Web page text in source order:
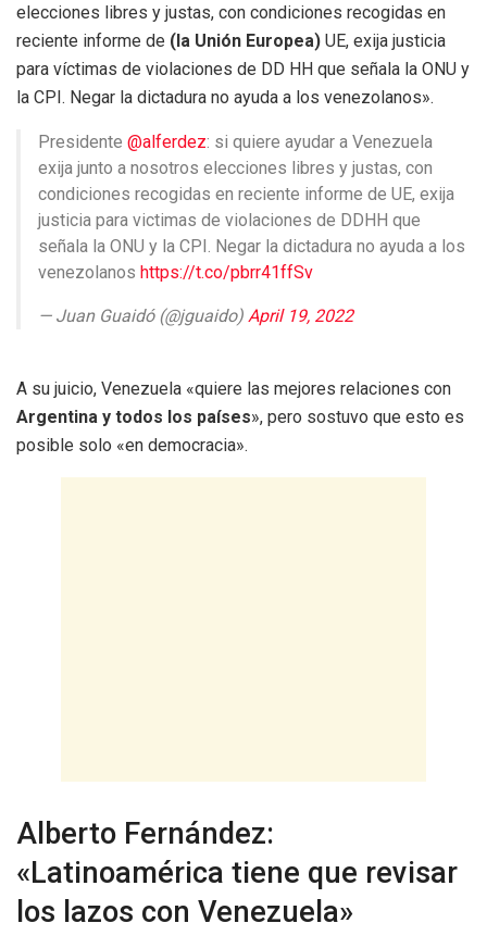
elecciones libres y justas, con condiciones recogidas en
reciente informe de (la Unión Europea) UE, exija justicia
para víctimas de violaciones de DD HH que señala la ONU y
la CPI. Negar la dictadura no ayuda a los venezolanos».
Presidente @alferdez: si quiere ayudar a Venezuela
exija junto a nosotros elecciones libres y justas, con
condiciones recogidas en reciente informe de UE, exija
justicia para victimas de violaciones de DDHH que
señala la ONU y la CPI. Negar la dictadura no ayuda a los
venezolanos https://t.co/pbrr41ffSv
— Juan Guaidó (@jguaido) April 19, 2022
A su juicio, Venezuela «quiere las mejores relaciones con
Argentina y todos los países», pero sostuvo que esto es
posible solo «en democracia».
Alberto Fernández:
«Latinoamérica tiene que revisar
los lazos con Venezuela»